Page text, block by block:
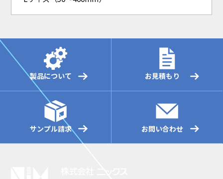
製品について お見積もり
サンプル請求 お問い合わせ